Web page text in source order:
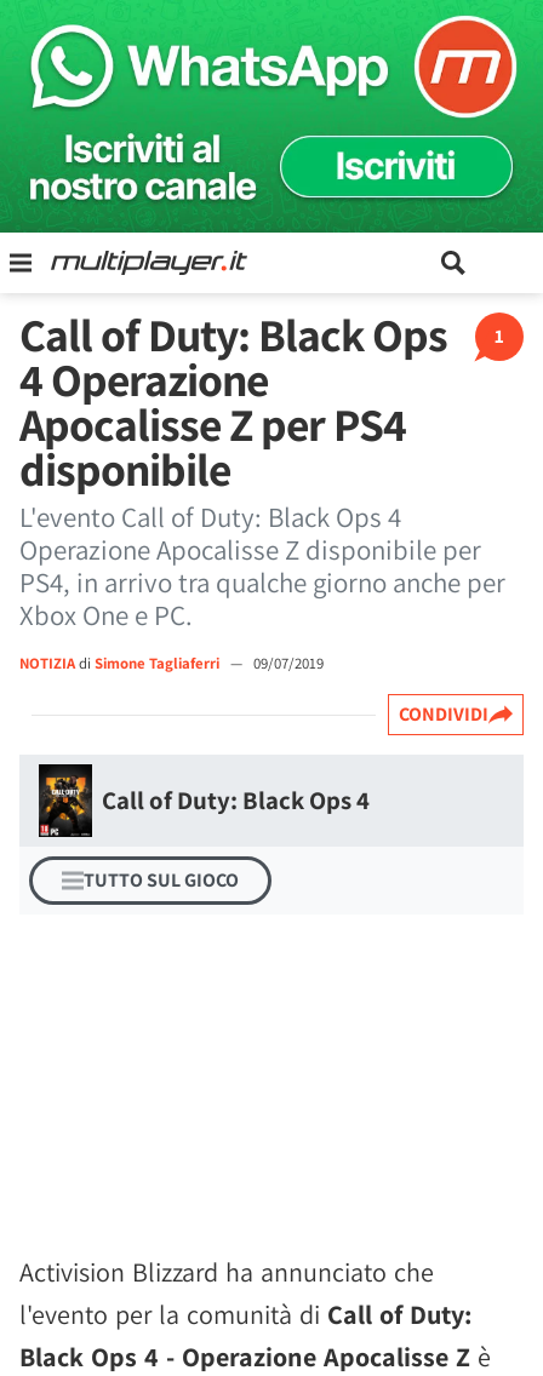
1
Call of Duty: Black Ops
4 Operazione
Apocalisse Z per PS4
disponibile
L'evento Call of Duty: Black Ops 4
Operazione Apocalisse Z disponibile per
PS4, in arrivo tra qualche giorno anche per
Xbox One e PC.
NOTIZIAdi Simone Tagliaferri — 09/07/2019
CONDIVIDI
Call of Duty: Black Ops 4
TUTTO SUL GIOCO
Activision Blizzard ha annunciato che
l'evento per la comunità di Call of Duty:
Black Ops 4 - Operazione Apocalisse Z è